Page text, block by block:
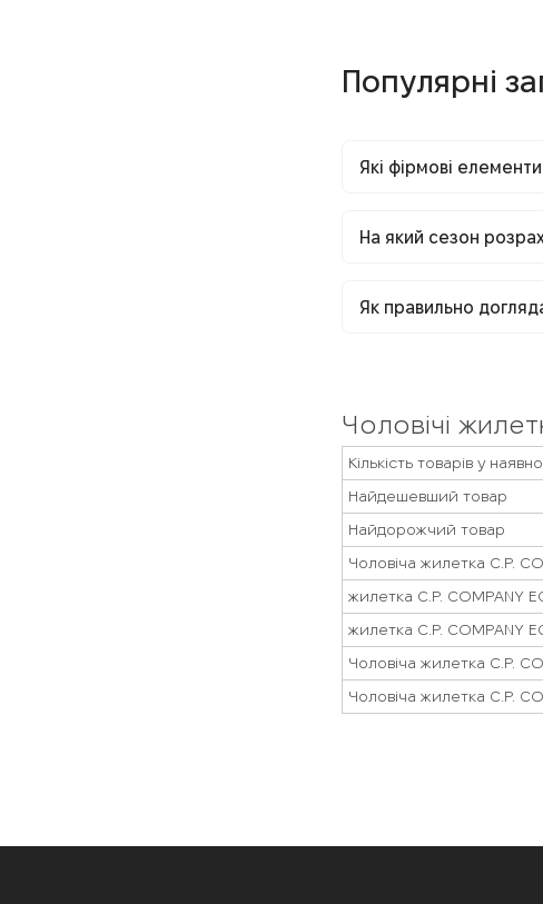
Популярні
Які фірмові
На який сезон
Як правильно
Чоловічі
Кількість товарів у
Найдешевший товар
Найдорожчий товар
Чоловіча жилетка C.P.
жилетка C.P. COMPANY
жилетка C.P. COMPANY
Чоловіча жилетка C.P.
Чоловіча жилетка C.P.